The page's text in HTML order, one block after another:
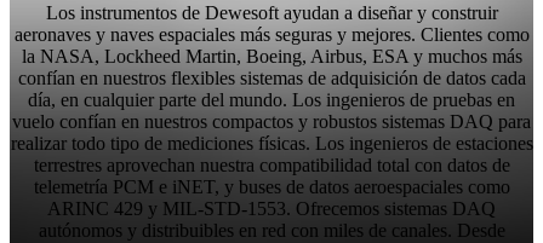
Los instrumentos de Dewesoft ayudan a diseñar y construir
aeronaves y naves espaciales más seguras y mejores. Clientes como
la NASA, Lockheed Martin, Boeing, Airbus, ESA y muchos más
confían en nuestros flexibles sistemas de adquisición de datos cada
día, en cualquier parte del mundo. Los ingenieros de pruebas en
vuelo confían en nuestros compactos y robustos sistemas DAQ para
realizar todo tipo de mediciones físicas. Los ingenieros de estaciones
terrestres aprovechan nuestra compatibilidad total con datos de
telemetría PCM e iNET, y buses de datos aeroespaciales como
ARINC 429 y MIL-STD-1553. Ofrecemos sistemas DAQ
autónomos y distribuibles en red con miles de canales. Desde